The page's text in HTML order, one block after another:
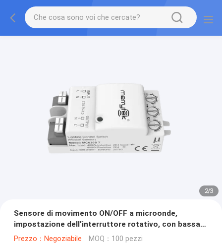
2/3
Sensore di movimento ON/OFF a microonde,
impostazione dell'interruttore rotativo, con bassa
potenza di stand-by
Prezzo：Negoziabile MOQ：100 pezzi